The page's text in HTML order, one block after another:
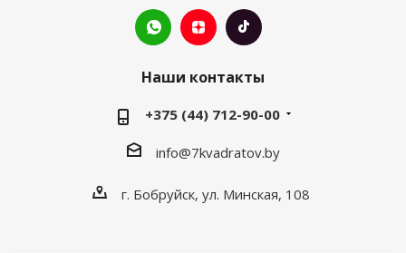
Наши контакты
+375 (44) 712-90-00
info@7kvadratov.by
г. Бобруйск, ул. Минская, 108